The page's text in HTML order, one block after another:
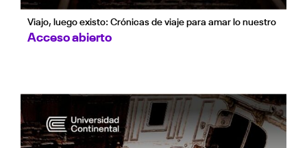
Viajo, luego existo: Crónicas de viaje para amar lo nuestro
Acceso abierto